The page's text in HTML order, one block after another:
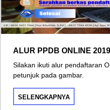
ALUR PPDB ONLINE
Silakan ikuti alur pendaftaran
petunjuk pada gambar.
SELENGKAPNYA